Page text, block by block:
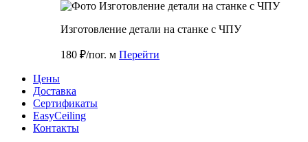
Изготовление детали на станке с ЧПУ
180 ₽/пог. м Перейти
Цены
Доставка
Cертификаты
EasyCeiling
Контакты